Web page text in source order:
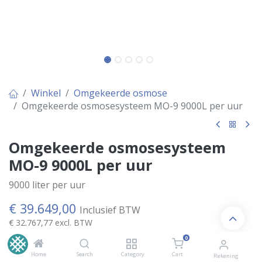
Home Search Category
0
Cart Rekening
Winkel
Omgekeerde osmose
Omgekeerde osmosesysteem MO-9 9000L per uur
Omgekeerde osmosesysteem
MO-9 9000L per uur
9000 liter per uur
€ 39.649,00 Inclusief BTW
€ 32.767,77 excl. BTW